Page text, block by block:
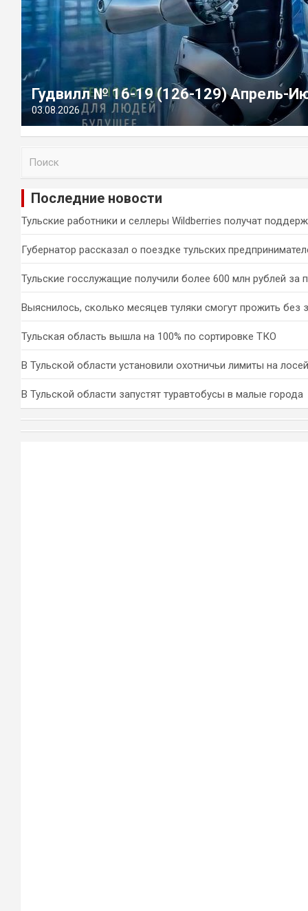
Гудвилл № 16-19 (126-129) Апрель-
03.08.2026
и
Последние новости
Тульские работники и селлеры Wildberries получат
Губернатор рассказал о поездке тульских
Тульские госслужащие получили более 600 млн рублей за
Выяснилось, сколько месяцев туляки смогут прожить без
Тульская область вышла на 100% по сортировке ТКО
В Тульской области установили охотничьи лимиты на
В Тульской области запустят туравтобусы в малые города